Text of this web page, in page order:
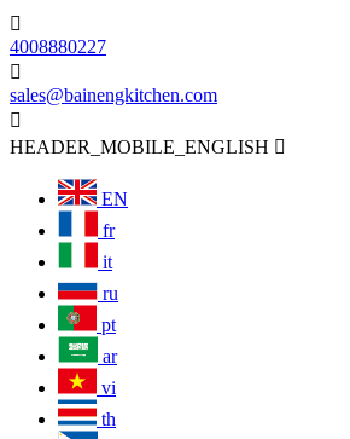

4008880227

sales@bainengkitchen.com

HEADER_MOBILE_ENGLISH 
EN
fr
it
ru
pt
ar
vi
th